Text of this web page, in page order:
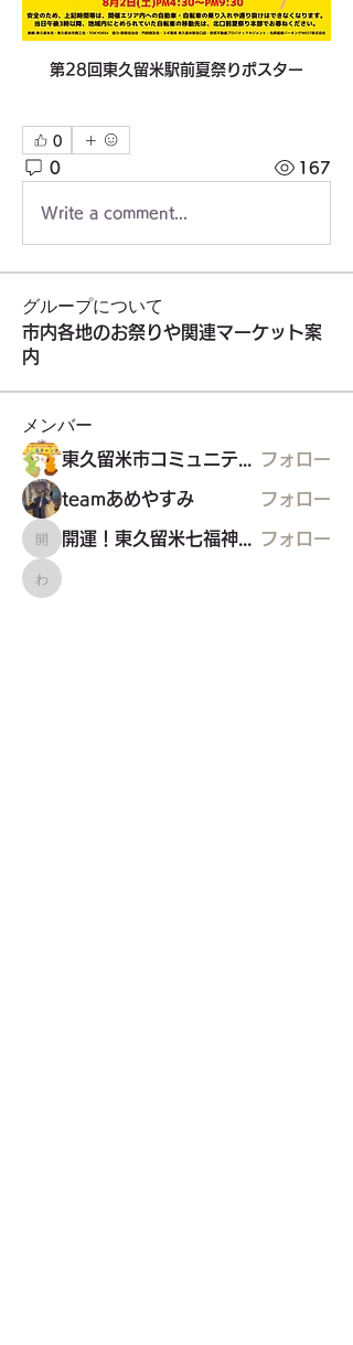
第28回東久留米駅前夏祭りポスター
0
0 167
Write a comment...
グループについて
市内各地のお祭りや関連マーケット案
内
メンバー
フォロー
teamあめやすみ フォロー
開運！東久留米七福神めぐり
フォロー
わーくるマルシェ実行委員会